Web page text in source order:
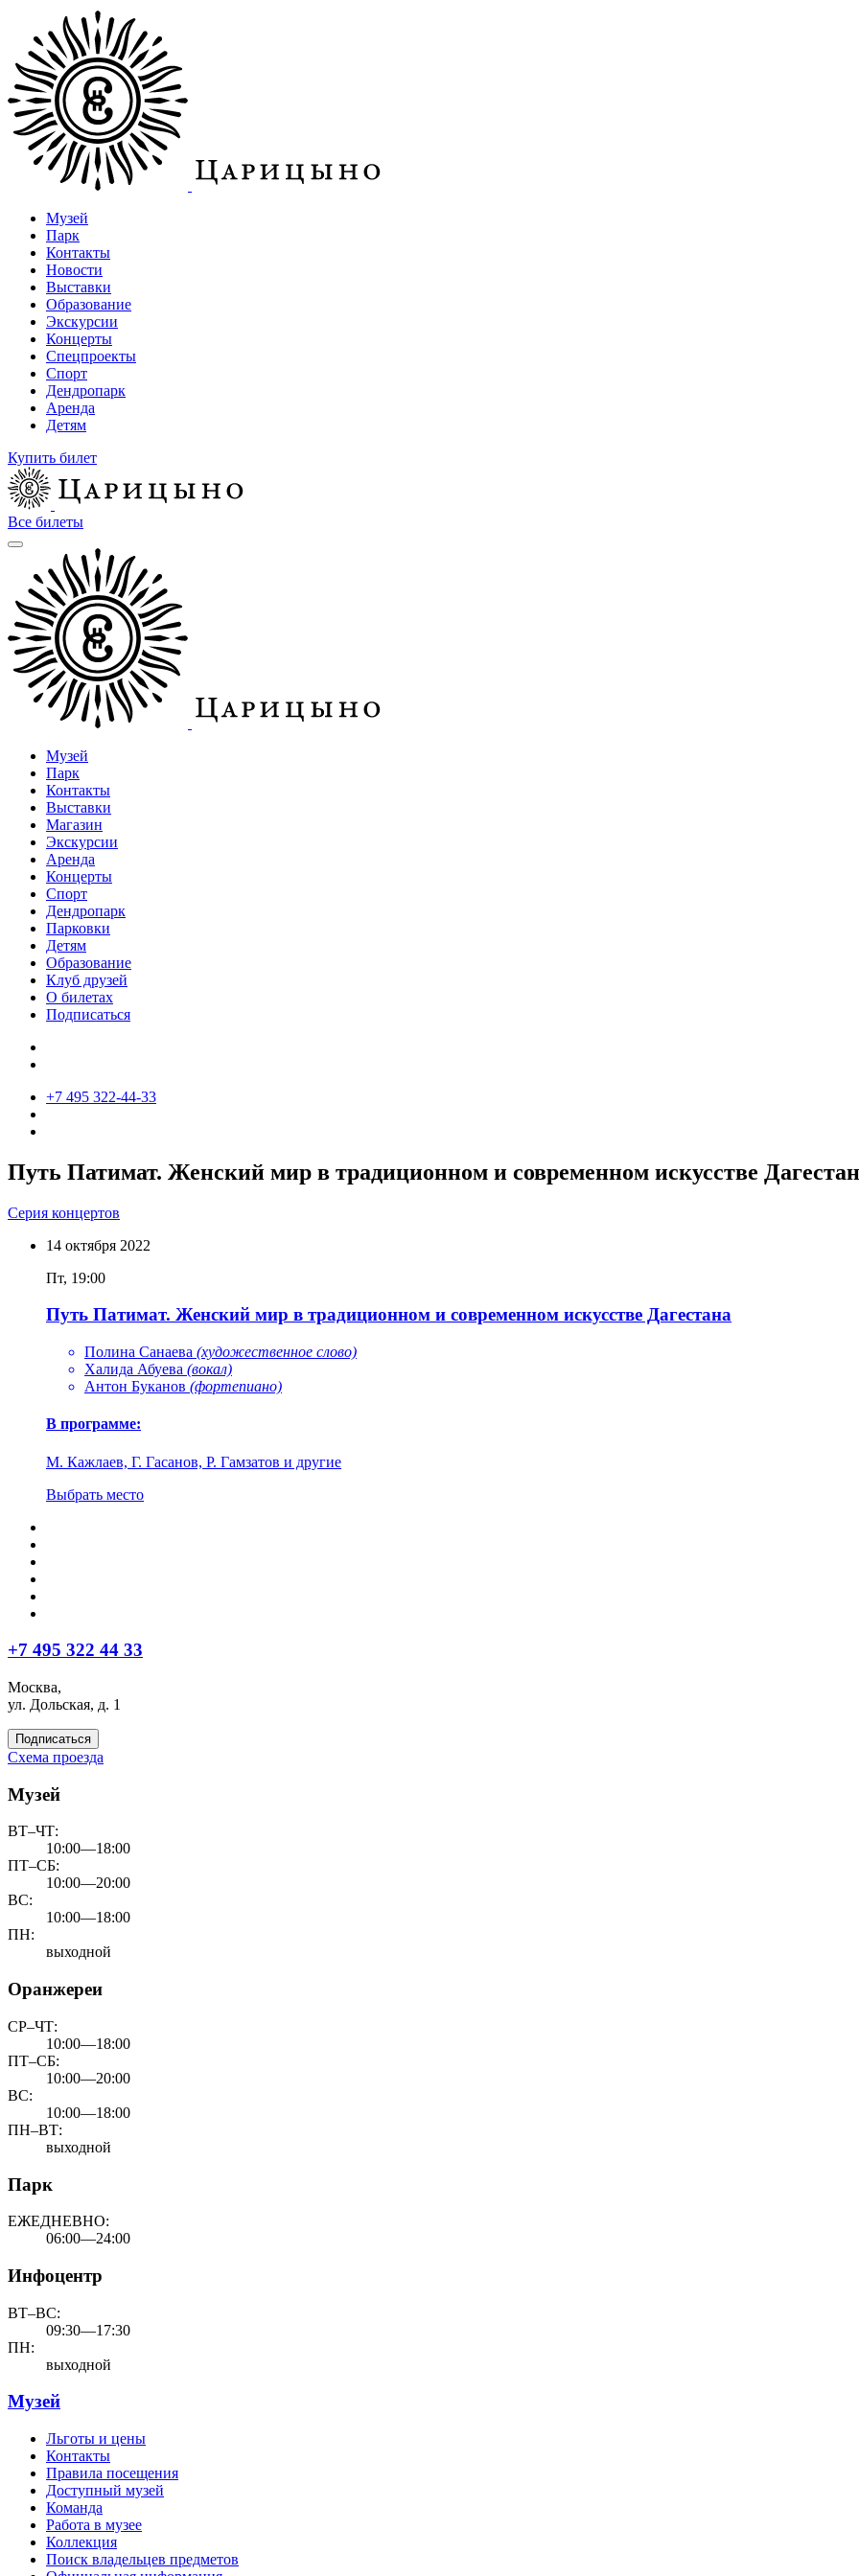
Музей
Парк
Контакты
Новости
Выставки
Образование
Экскурсии
Концерты
Спецпроекты
Спорт
Дендропарк
Аренда
Детям
Купить билет
Все билеты
Музей
Парк
Контакты
Выставки
Магазин
Экскурсии
Аренда
Концерты
Спорт
Дендропарк
Парковки
Детям
Образование
Клуб друзей
О билетах
Подписаться
+7 495 322-44-33
Путь Патимат. Женский мир в традиционном и современном искусстве
Серия концертов
14 октября 2022
Пт, 19:00
Путь Патимат. Женский мир в традиционном и современном искусстве Дагестана
Полина Санаева (художественное слово)
Халида Абуева (вокал)
Антон Буканов (фортепиано)
В программе:
М. Кажлаев, Г. Гасанов, Р. Гамзатов и другие
Выбрать место
+7 495 322 44 33
Москва,
ул. Дольская, д. 1
Подписаться
Схема проезда
Музей
ВТ–ЧТ:
10:00—18:00
ПТ–СБ:
10:00—20:00
ВС:
10:00—18:00
ПН:
выходной
Оранжереи
СР–ЧТ:
10:00—18:00
ПТ–СБ:
10:00—20:00
ВС:
10:00—18:00
ПН–ВТ:
выходной
Парк
ЕЖЕДНЕВНО:
06:00—24:00
Инфоцентр
ВТ–ВС:
09:30—17:30
ПН:
выходной
Музей
Льготы и цены
Контакты
Правила посещения
Доступный музей
Команда
Работа в музее
Коллекция
Поиск владельцев предметов